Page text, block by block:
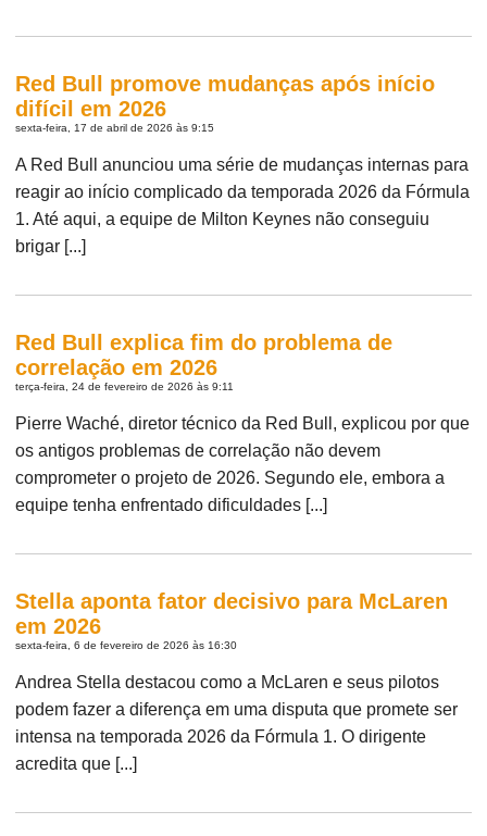
Red Bull promove mudanças após início
difícil em 2026
sexta-feira, 17 de abril de 2026 às 9:15
A Red Bull anunciou uma série de mudanças internas para
reagir ao início complicado da temporada 2026 da Fórmula
1. Até aqui, a equipe de Milton Keynes não conseguiu
brigar [...]
Red Bull explica fim do problema de
correlação em 2026
terça-feira, 24 de fevereiro de 2026 às 9:11
Pierre Waché, diretor técnico da Red Bull, explicou por que
os antigos problemas de correlação não devem
comprometer o projeto de 2026. Segundo ele, embora a
equipe tenha enfrentado dificuldades [...]
Stella aponta fator decisivo para McLaren
em 2026
sexta-feira, 6 de fevereiro de 2026 às 16:30
Andrea Stella destacou como a McLaren e seus pilotos
podem fazer a diferença em uma disputa que promete ser
intensa na temporada 2026 da Fórmula 1. O dirigente
acredita que [...]